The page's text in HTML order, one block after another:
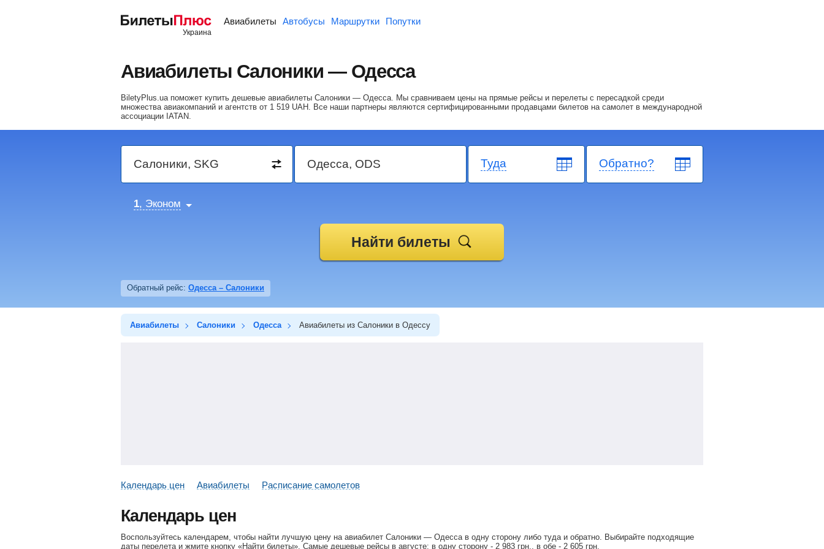
Авиабилеты Автобусы Маршрутки Попутки
Авиабилеты Салоники — Одесса
BiletyPlus.ua поможет купить дешевые авиабилеты Салоники — Одесса. Мы сравниваем цены на прямые рейсы и перелеты с пересадкой среди
множества авиакомпаний и агентств от 1 519 UAH . Все наши партнеры являются сертифицированными продавцами билетов на самолет в международной
ассоциации IATAN.
Туда Обратно?
1, Эконом
Найти билеты
Обратный рейс: Одесса – Салоники
Авиабилеты Салоники Одесса Авиабилеты из Салоники в Одессу
Календарь цен Авиабилеты Расписание самолетов
Календарь цен
Воспользуйтесь календарем, чтобы найти лучшую цену на авиабилет Салоники — Одесса в одну сторону либо туда и обратно. Выбирайте подходящие
даты перелета и жмите кнопку «Найти билеты». Самые дешевые рейсы в августе: в одну сторону - 2 983 грн., в обе - 2 605 грн.